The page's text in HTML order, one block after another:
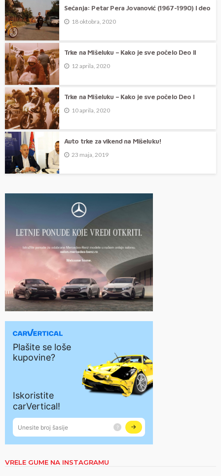
Sećanja: Petar Pera Jovanović (1967-1990) I deo
18 oktobra, 2020
Trke na Mišeluku – Kako je sve počelo Deo II
12 aprila, 2020
Trke na Mišeluku – Kako je sve počelo Deo I
10 aprila, 2020
Auto trke za vikend na Mišeluku!
23 maja, 2019
VRELE GUME NA INSTAGRAMU